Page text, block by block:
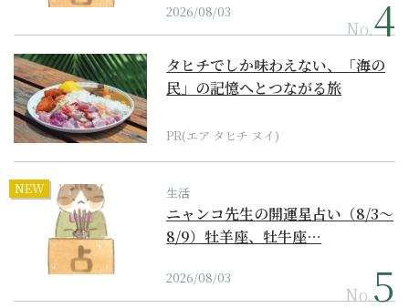
2026/08/03
No.
タヒチでしか味わえない、「海の
民」の記憶へとつながる旅
PR(エア タヒチ ヌイ)
NEW 生活
ニャンコ先生の開運星占い（8/3～
8/9）牡羊座、牡牛座…
2026/08/03
No.